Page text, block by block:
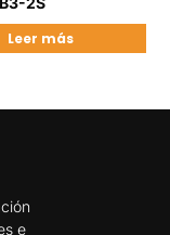
Leer más
e